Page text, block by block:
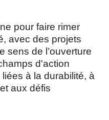
pour faire rimer
avec des projets
sens de l’ouverture
d'action
à la durabilité, à
aux défis